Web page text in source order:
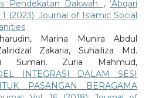
Pendekatan Dakwah ,‘Abqari
(2023): Journal of Islamic Social
Marina Munira Abdul
Zakaria, Suhailiza Md.
Sumari, Zuria Mahmud,
INTEGRASI DALAM SESI
PASANGAN BERAGAMA